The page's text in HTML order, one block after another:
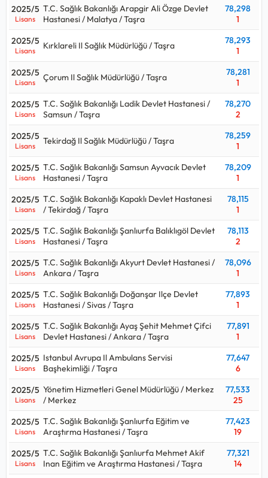
2025/5
Lisans
T.C. Sağlık Bakanlığı Arapgir Ali Özge Devlet
Hastanesi / Malatya / Taşra
78,298
1
2025/5
Lisans Kırklareli Il Sağlık Müdürlüğü / Taşra
78,293
1
2025/5
Lisans Çorum Il Sağlık Müdürlüğü / Taşra
78,281
1
2025/5
Lisans
T.C. Sağlık Bakanlığı Ladik Devlet Hastanesi /
Samsun / Taşra
78,270
2
2025/5
Lisans Tekirdağ Il Sağlık Müdürlüğü / Taşra
78,259
1
2025/5
Lisans
T.C. Sağlık Bakanlığı Samsun Ayvacık Devlet
Hastanesi / Taşra
78,209
1
2025/5
Lisans
T.C. Sağlık Bakanlığı Kapaklı Devlet Hastanesi
/ Tekirdağ / Taşra
78,115
1
2025/5
Lisans
T.C. Sağlık Bakanlığı Şanlıurfa Balıklıgöl Devlet
Hastanesi / Taşra
78,113
2
2025/5
Lisans
T.C. Sağlık Bakanlığı Akyurt Devlet Hastanesi /
Ankara / Taşra
78,096
1
2025/5
Lisans
T.C. Sağlık Bakanlığı Doğanşar Ilçe Devlet
Hastanesi / Sivas / Taşra
77,893
1
2025/5
Lisans
T.C. Sağlık Bakanlığı Ayaş Şehit Mehmet Çifci
Devlet Hastanesi / Ankara / Taşra
77,891
1
2025/5
Lisans
Istanbul Avrupa Il Ambulans Servisi
Başhekimliği / Taşra
77,647
6
2025/5
Lisans
Yönetim Hizmetleri Genel Müdürlüğü / Merkez
/ Merkez
77,533
25
2025/5
Lisans
T.C. Sağlık Bakanlığı Şanlıurfa Eğitim ve
Araştırma Hastanesi / Taşra
77,423
19
2025/5
Lisans
T.C. Sağlık Bakanlığı Şanlıurfa Mehmet Akif
Inan Eğitim ve Araştırma Hastanesi / Taşra
77,321
14